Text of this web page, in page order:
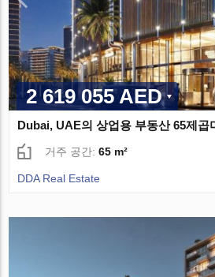
2 619 055 AED
Dubai, UAE의 상업용 부동산 65제곱
거주 공간:65 m²
DDA Real Estate